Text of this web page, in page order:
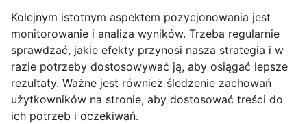
Kolejnym istotnym aspektem pozycjonowania jest
monitorowanie i analiza wyników. Trzeba regularnie
sprawdzać, jakie efekty przynosi nasza strategia i w
razie potrzeby dostosowywać ją, aby osiągać lepsze
rezultaty. Ważne jest również śledzenie zachowań
użytkowników na stronie, aby dostosować treści do
ich potrzeb i oczekiwań.